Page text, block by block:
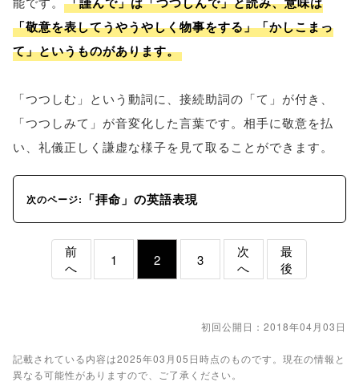
「敬意を表してうやうやしく物事をする」「かしこまっ
て」というものがあります。
「つつしむ」という動詞に、接続助詞の「て」が付き、
「つつしみて」が音変化した言葉です。相手に敬意を払
い、礼儀正しく謙虚な様子を見て取ることができます。
次のページ: 「拝命」の英語表現
前
へ
1 2 3
次
へ
最
後
初回公開日：2018年04月03日
記載されている内容は2025年03月05日時点のものです。現在の情報と
異なる可能性がありますので、ご了承ください。